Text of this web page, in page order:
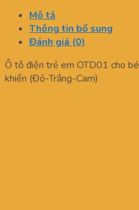
Điện
Trẻ
Em
OTD01
số
lượng
Mô tả
Thông tin bổ sung
Đánh giá (0)
Ô tô điện trẻ em OTD01 cho
khiển (Đỏ-Trắng-Cam)